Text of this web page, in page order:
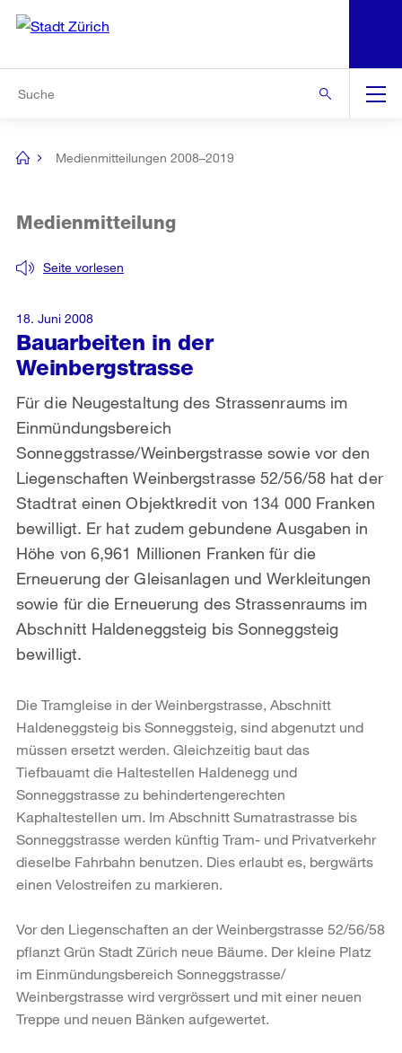
Navigation
[no
Medienmitteilungen 2008–2019
Bauarbeiten in der
Weinbergstrasse
Seite vorlesen
Medienmitteilung
Für die Neugestaltung des Strassenraums im
Einmündungsbereich
Sonneggstrasse/Weinbergstrasse sowie vor den
Liegenschaften Weinbergstrasse 52/56/58 hat der
Stadtrat einen Objektkredit von 134 000 Franken
bewilligt. Er hat zudem gebundene Ausgaben in
Höhe von 6,961 Millionen Franken für die
Erneuerung der Gleisanlagen und Werkleitungen
sowie für die Erneuerung des Strassenraums im
Abschnitt Haldeneggsteig bis Sonneggsteig
bewilligt.
18. Juni 2008
Die Tramgleise in der Weinbergstrasse, Abschnitt
Haldeneggsteig bis Sonneggsteig, sind abgenutzt und
müssen ersetzt werden. Gleichzeitig baut das
Tiefbauamt die Haltestellen Haldenegg und
Sonneggstrasse zu behindertengerechten
Kaphaltestellen um. Im Abschnitt Sumatrastrasse bis
Sonneggstrasse werden künftig Tram- und Privatverkehr
dieselbe Fahrbahn benutzen. Dies erlaubt es, bergwärts
einen Velostreifen zu markieren.
Vor den Liegenschaften an der Weinbergstrasse 52/56/58
pflanzt Grün Stadt Zürich neue Bäume. Der kleine Platz
im Einmündungsbereich Sonneggstrasse/
Weinbergstrasse wird vergrössert und mit einer neuen
Treppe und neuen Bänken aufgewertet.